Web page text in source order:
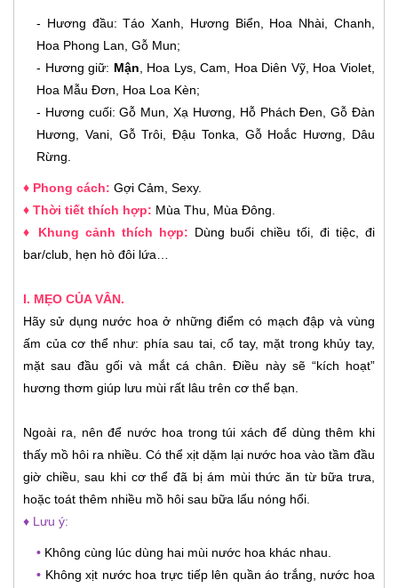
- Hương đầu: Táo Xanh, Hương Biển, Hoa Nhài, Chanh,
Hoa Phong Lan, Gỗ Mun;
- Hương giữ: Mận , Hoa Lys, Cam, Hoa Diên Vỹ, Hoa Violet,
Hoa Mẫu Đơn, Hoa Loa Kèn;
- Hương cuối: Gỗ Mun, Xạ Hương, Hỗ Phách Đen, Gỗ Đàn
Hương, Vani, Gỗ Trôi, Đậu Tonka, Gỗ Hoắc Hương, Dâu
Rừng.
♦ Phong cách: Gợi Cảm, Sexy.
♦ Thời tiết thích hợp: Mùa Thu, Mùa Đông
♦ Khung cảnh thích hợp: Dùng buổi chiều tối, đi tiệc, đi
bar/club, hẹn hò đôi lứa…
I. MẸO CỦA VÂN.
Hãy sử dụng nước hoa ở những điểm có mạch đập và vùng
ấm của cơ thể như: phía sau tai, cổ tay, mặt trong khủy tay,
mặt sau đầu gối và mắt cá chân. Điều này sẽ “kích hoạt”
hương thơm giúp lưu mùi rất lâu trên cơ thể bạn.
Ngoài ra, nên để nước hoa trong túi xách để dùng thêm khi
thấy mồ hôi ra nhiều. Có thể xịt dặm lại nước hoa vào tầm đầu
giờ chiều, sau khi cơ thể đã bị ám mùi thức ăn từ bữa trưa,
hoặc toát thêm nhiều mồ hôi sau bữa lẩu nóng hổi.
♦ Lưu ý:
• Không cùng lúc dùng hai mùi nước hoa khác nhau.
• Không xịt nước hoa trực tiếp lên quần áo trắng, nước hoa